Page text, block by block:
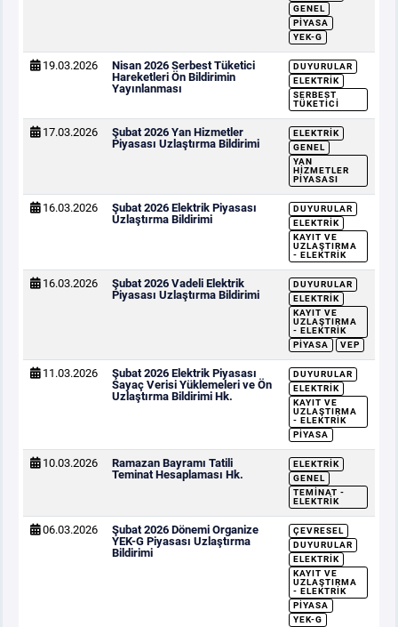
GENEL
PIYASA
YEK-G
19.03.2026
Nisan 2026 Serbest Tüketici
Hareketleri Ön Bildirimin
Yayınlanması
DUYURULAR
ELEKTRIK
SERBEST
TÜKETICI
17.03.2026
Şubat 2026 Yan Hizmetler
Piyasası Uzlaştırma Bildirimi
ELEKTRIK
GENEL
YAN
HIZMETLER
PIYASASI
16.03.2026
Şubat 2026 Elektrik Piyasası
Uzlaştırma Bildirimi
DUYURULAR
ELEKTRIK
KAYIT VE
UZLAŞTIRMA
- ELEKTRIK
16.03.2026
Şubat 2026 Vadeli Elektrik
Piyasası Uzlaştırma Bildirimi
DUYURULAR
ELEKTRIK
KAYIT VE
UZLAŞTIRMA
- ELEKTRIK
PIYASA
VEP
11.03.2026
Şubat 2026 Elektrik Piyasası
Sayaç Verisi Yüklemeleri ve Ön
Uzlaştırma Bildirimi Hk.
DUYURULAR
ELEKTRIK
KAYIT VE
UZLAŞTIRMA
- ELEKTRIK
PIYASA
10.03.2026
Ramazan Bayramı Tatili
Teminat Hesaplaması Hk.
ELEKTRIK
GENEL
TEMINAT -
ELEKTRIK
06.03.2026
Şubat 2026 Dönemi Organize
YEK-G Piyasası Uzlaştırma
Bildirimi
ÇEVRESEL
DUYURULAR
ELEKTRIK
KAYIT VE
UZLAŞTIRMA
- ELEKTRIK
PIYASA
YEK-G